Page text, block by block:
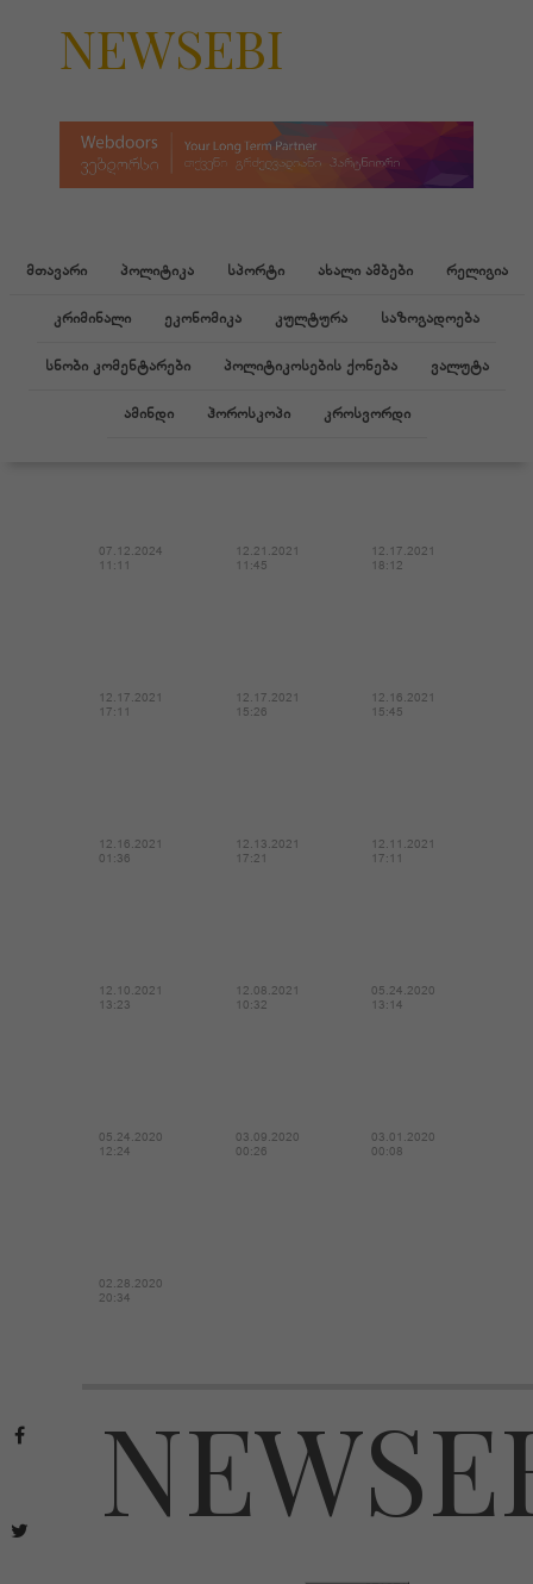
NEWSEBI
მთავარი პოლიტიკა სპორტი ახალი ამბები რელიგია
კრიმინალი ეკონომიკა კულტურა საზოგადოება
სნობი კომენტარები პოლიტიკოსების ქონება ვალუტა
ამინდი ჰოროსკოპი კროსვორდი
07.12.2024
11:11
12.21.2021
11:45
12.17.2021
18:12
12.17.2021
17:11
12.17.2021
15:26
12.16.2021
15:45
12.16.2021
01:36
12.13.2021
17:21
12.11.2021
17:11
12.10.2021
13:23
12.08.2021
10:32
05.24.2020
13:14
05.24.2020
12:24
03.09.2020
00:26
03.01.2020
00:08
02.28.2020
20:34